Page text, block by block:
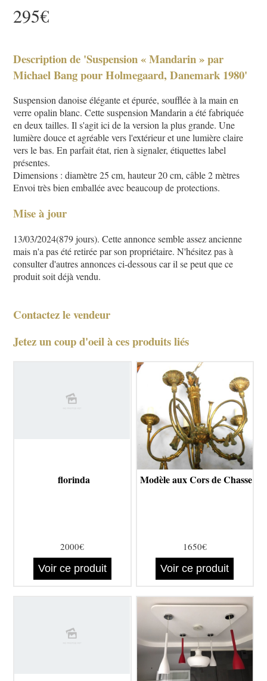
295€
Description de 'Suspension « Mandarin » par
Michael Bang pour Holmegaard, Danemark 1980'
Suspension danoise élégante et épurée, soufflée à la main en
verre opalin blanc. Cette suspension Mandarin a été fabriquée
en deux tailles. Il s'agit ici de la version la plus grande. Une
lumière douce et agréable vers l'extérieur et une lumière claire
vers le bas. En parfait état, rien à signaler, étiquettes label
présentes.
Dimensions : diamètre 25 cm, hauteur 20 cm, câble 2 mètres
Envoi très bien emballée avec beaucoup de protections.
Mise à jour
13/03/2024(879 jours). Cette annonce semble assez ancienne
mais n'a pas été retirée par son propriétaire. N'hésitez pas à
consulter d'autres annonces ci-dessous car il se peut que ce
produit soit déjà vendu.
Contactez le vendeur
Jetez un coup d'oeil à ces produits liés
florinda
2000€
Voir ce produit
Modèle aux Cors de Chasse
1650€
Voir ce produit